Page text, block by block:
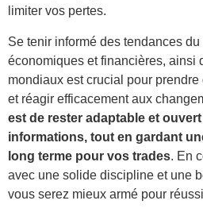
limiter vos pertes.
Se tenir informé des tendances
économiques et financières, ainsi
mondiaux est crucial pour
et réagir efficacement aux
est de rester adaptable et
informations, tout en gardant
long terme pour vos trades. En
avec une solide discipline et une
vous serez mieux armé pour